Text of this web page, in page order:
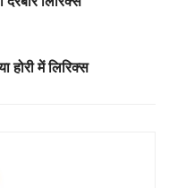
होरी में लिरिक्स